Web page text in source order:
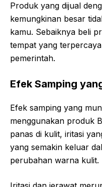
Produk yang dijual
kemungkinan besar
kamu. Sebaiknya beli
tempat yang
pemerintah.
Efek Samping
Efek samping yang
menggunakan produk
panas di kulit, iritasi
yang semakin keluar
perubahan warna kulit.